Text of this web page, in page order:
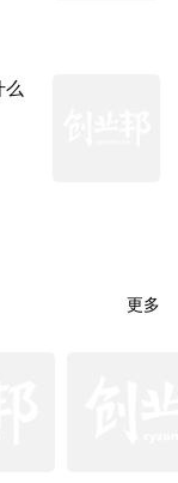
么
更多